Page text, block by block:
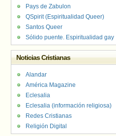
Pays de Zabulon
QSpirit (Espiritualidad Queer)
Santos Queer
Sólido puente. Espiritualidad gay
Noticias Cristianas
Alandar
América Magazine
Eclesalia
Eclesalia (información religiosa)
Redes Cristianas
Religión Digital